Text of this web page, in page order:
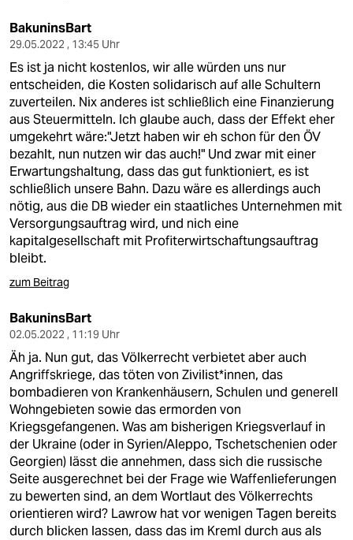
BakuninsBart
29.05.2022 , 13:45 Uhr
Es ist ja nicht kostenlos, wir alle würden uns nur
entscheiden, die Kosten solidarisch auf alle Schultern
zuverteilen. Nix anderes ist schließlich eine Finanzierung
aus Steuermitteln. Ich glaube auch, dass der Effekt eher
umgekehrt wäre:"Jetzt haben wir eh schon für den ÖV
bezahlt, nun nutzen wir das auch!" Und zwar mit einer
Erwartungshaltung, dass das gut funktioniert, es ist
schließlich unsere Bahn. Dazu wäre es allerdings auch
nötig, aus die DB wieder ein staatliches Unternehmen mit
Versorgungsauftrag wird, und nich eine
kapitalgesellschaft mit Profiterwirtschaftungsauftrag
bleibt.
zum Beitrag
BakuninsBart
02.05.2022 , 11:19 Uhr
Äh ja. Nun gut, das Völkerrecht verbietet aber auch
Angriffskriege, das töten von Zivilist*innen, das
bombadieren von Krankenhäusern, Schulen und generell
Wohngebieten sowie das ermorden von
Kriegsgefangenen. Was am bisherigen Kriegsverlauf in
der Ukraine (oder in Syrien/Aleppo, Tschetschenien oder
Georgien) lässt die annehmen, dass sich die russische
Seite ausgerechnet bei der Frage wie Waffenlieferungen
zu bewerten sind, an dem Wortlaut des Völkerrechts
orientieren wird? Lawrow hat vor wenigen Tagen bereits
durch blicken lassen, dass das im Kreml durch aus als